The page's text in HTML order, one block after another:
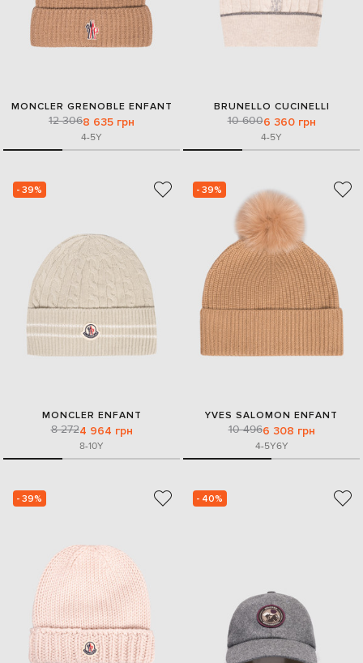
MONCLER GRENOBLE ENFANT
12 3068 635 грн
4-5Y
BRUNELLO CUCINELLI
10 6006 360 грн
4-5Y
- 39%
MONCLER ENFANT
8 2724 964 грн
8-10Y
- 39%
YVES SALOMON ENFANT
10 4966 308 грн
4-5Y6Y
- 39% - 40%